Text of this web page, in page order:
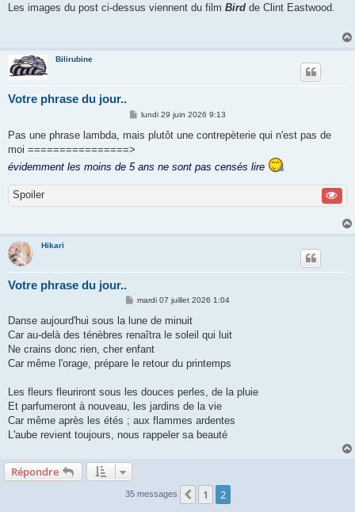
s
Les images du post ci-dessus viennent du film Bird de Clint Eastwood.
Bilirubine
Votre phrase du jour..
M
s
e
lundi 29 juin 2026 9:13
Pas une phrase lambda, mais plutôt une contrepèterie qui n'est pas de
moi ================>
évidemment les moins de 5 ans ne sont pas censés lire
Spoiler
Hikari
Votre phrase du jour..
M
s
a
g
mardi 07 juillet 2026 1:04
Danse aujourd'hui sous la lune de minuit
Car au-delà des ténèbres renaîtra le soleil qui luit
Ne crains donc rien, cher enfant
Car même l'orage, prépare le retour du printemps
Les fleurs fleuriront sous les douces perles, de la pluie
Et parfumeront à nouveau, les jardins de la vie
Car même après les étés ; aux flammes ardentes
L'aube revient toujours, nous rappeler sa beauté
Répondre
35 messages Précédente
1 2